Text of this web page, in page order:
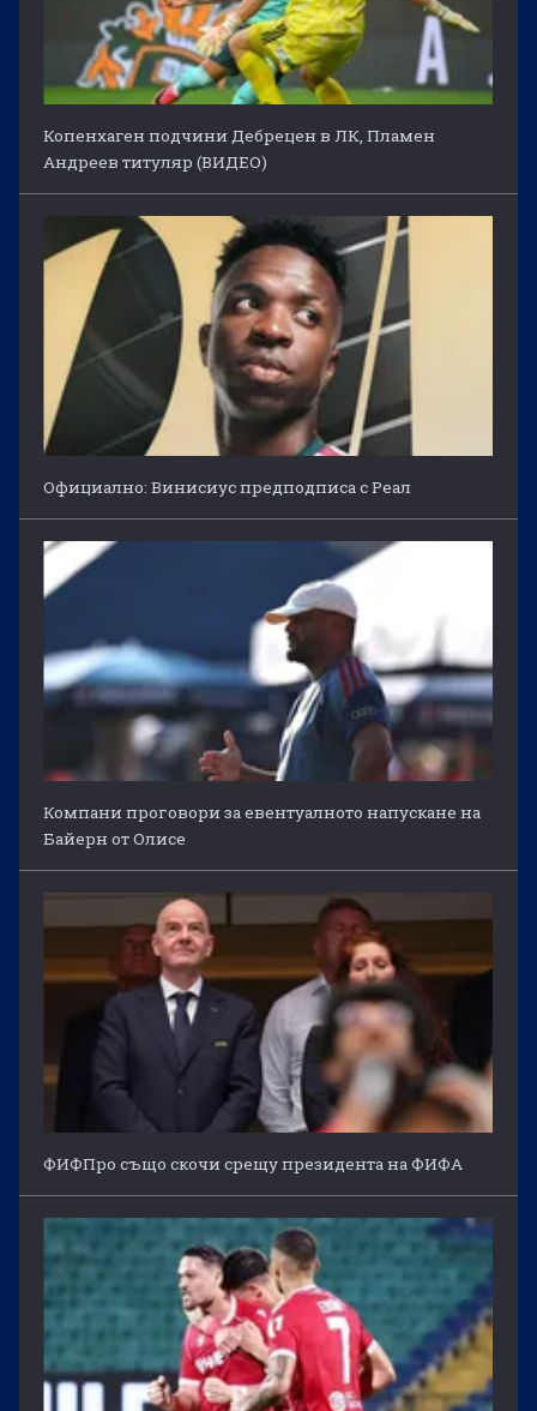
Копенхаген подчини Дебрецен в ЛК, Пламен
Андреев титуляр (ВИДЕО)
Официално: Винисиус предподписа с Реал
Компани проговори за евентуалното напускане на
Байерн от Олисе
ФИФПро също скочи срещу президента на ФИФА